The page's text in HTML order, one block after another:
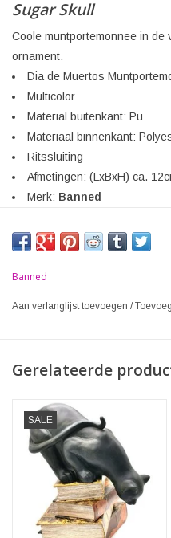
Sugar Skull
Coole muntportemonnee in de
ornament.
Dia de Muertos
Multicolor
Material buitenkant: Pu
Materiaal binnenkant:
Ritssluiting
Afmetingen: (LxBxH) ca.
Merk: Banned
Banned
Aan verlanglijst toevoegen /
Gerelateerde
SALE